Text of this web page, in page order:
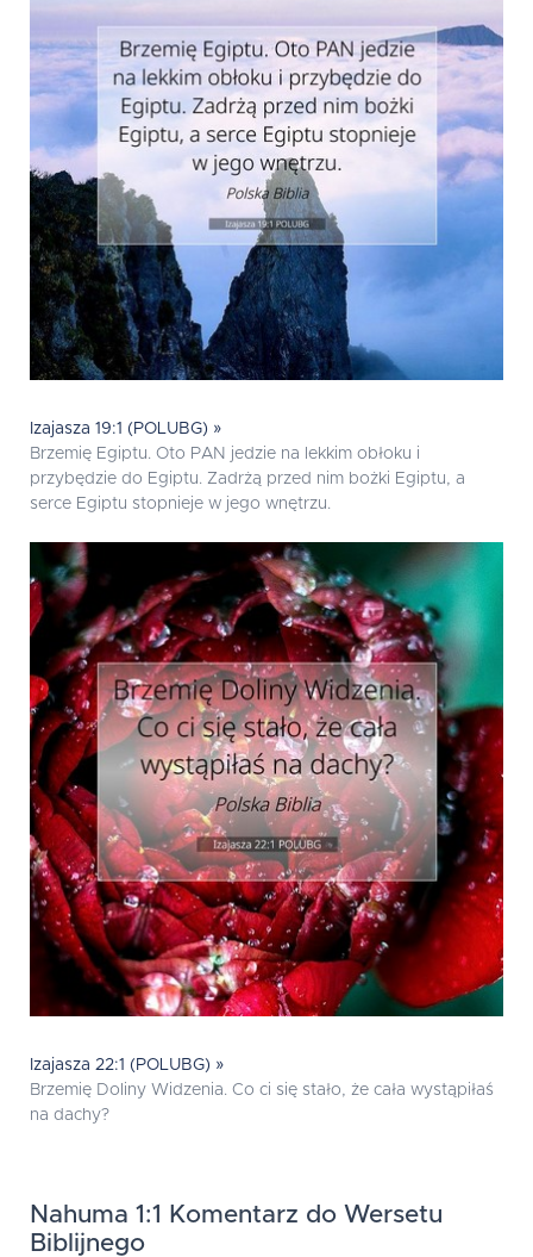
Izajasza 19:1 (POLUBG) »
Brzemię Egiptu. Oto PAN jedzie na lekkim obłoku i
przybędzie do Egiptu. Zadrżą przed nim bożki Egiptu, a
serce Egiptu stopnieje w jego wnętrzu.
Izajasza 22:1 (POLUBG) »
Brzemię Doliny Widzenia. Co ci się stało, że cała wystąpiłaś
na dachy?
Nahuma 1:1 Komentarz do Wersetu
Biblijnego